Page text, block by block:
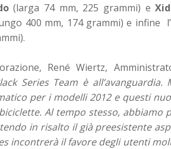
(larga 74 mm, 225 grammi) e
400 mm, 174 grammi) e infine
René Wiertz,
Series Team è
per i modelli 2012 e questi
Al tempo stesso,
in risalto il già preesistente
incontrerà il favore degli utenti